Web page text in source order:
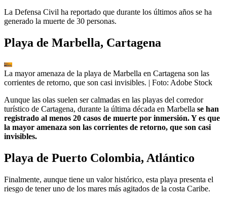
La Defensa Civil ha reportado que durante los últimos años se ha
generado la muerte de 30 personas.
Playa de Marbella, Cartagena
La mayor amenaza de la playa de Marbella en Cartagena son las
corrientes de retorno, que son casi invisibles. | Foto: Adobe Stock
Aunque las olas suelen ser calmadas en las playas del corredor
turístico de Cartagena, durante la última década en Marbella se han
registrado al menos 20 casos de muerte por inmersión. Y es que
la mayor amenaza son las corrientes de retorno, que son casi
invisibles.
Playa de Puerto Colombia, Atlántico
Finalmente, aunque tiene un valor histórico, esta playa presenta el
riesgo de tener uno de los mares más agitados de la costa Caribe.